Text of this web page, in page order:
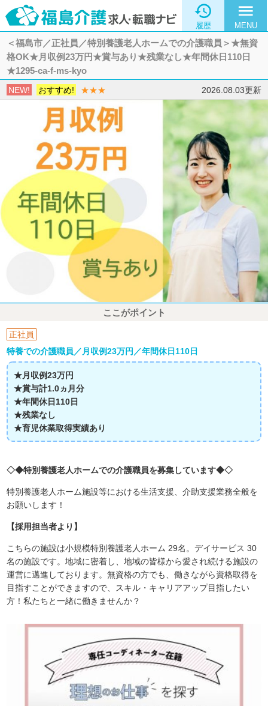

履歴
menu
MENU
＜福島市／正社員／特別養護老人ホームでの介護職員＞★無資
格OK★月収例23万円★賞与あり★残業なし★年間休日110日
★1295-ca-f-ms-kyo
NEW! おすすめ! ★★★ 2026.08.03更新
ここがポイント
正社員
特養での介護職員／月収例23万円／年間休日110日
★月収例23万円
★賞与計1.0ヵ月分
★年間休日110日
★残業なし
★育児休業取得実績あり
◇◆特別養護老人ホームでの介護職員を募集しています◆◇
特別養護老人ホーム施設等における生活支援、介助支援業務全般を
お願いします！
【採用担当者より】
こちらの施設は小規模特別養護老人ホーム 29名。デイサービス 30
名の施設です。地域に密着し、地域の皆様から愛され続ける施設の
運営に邁進しております。無資格の方でも、働きながら資格取得を
目指すことができますので、スキル・キャリアアップ目指したい
方！私たちと一緒に働きませんか？